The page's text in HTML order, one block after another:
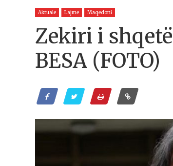
Aktuale Lajme Maqedoni
Zekiri i
BESA (FOTO)